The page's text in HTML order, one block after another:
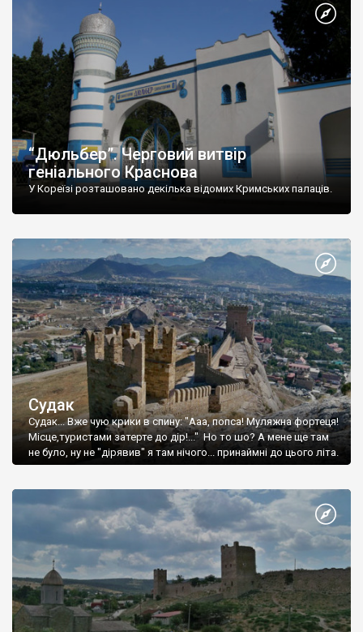
“Дюльбер”. Черговий витвір
геніального Краснова
У Кореїзі розташовано декілька відомих Кримських палаців.
Судак
Судак... Вже чую крики в спину: "Ааа, попса! Муляжна фортеця!
Місце,туристами затерте до дір!..." Но то шо? А мене ще там
не було, ну не "дірявив" я там нічого... принаймні до цього літа.